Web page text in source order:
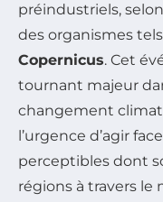
préindustriels,
des organismes
Copernicus. Cet
tournant majeur
changement
l’urgence d’agir
perceptibles dont
régions à travers le